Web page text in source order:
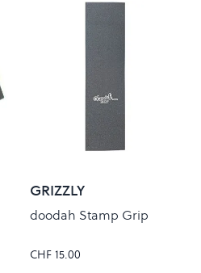
GRIZZLY
doodah Stamp Grip
CHF 15.00